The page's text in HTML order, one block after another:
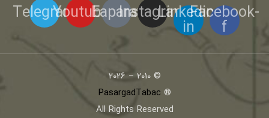
Facebook-
f
Linkedin-
in
Instagram
Eaparat
Youtube
Telegram
© 2010 – 2026
®
PasargadTabac
All Rights Reserved